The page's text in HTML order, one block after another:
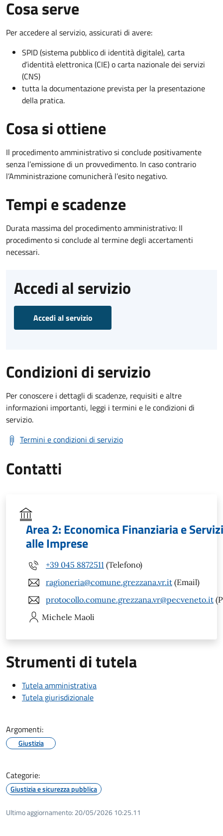
Cosa serve
Per accedere al servizio, assicurati di avere:
SPID (sistema pubblico di identità digitale), carta
d’identità elettronica (CIE) o carta nazionale dei servizi
(CNS)
tutta la documentazione prevista per la presentazione
della pratica.
Cosa si ottiene
Il procedimento amministrativo si conclude positivamente
senza l’emissione di un provvedimento. In caso contrario
l’Amministrazione comunicherà l’esito negativo.
Tempi e scadenze
Durata massima del procedimento amministrativo: Il
procedimento si conclude al termine degli accertamenti
necessari.
Accedi al servizio
Accedi al servizio
Condizioni di servizio
Per conoscere i dettagli di scadenze, requisiti e altre
informazioni importanti, leggi i termini e le condizioni di
servizio.
Termini e condizioni di servizio
Contatti
Area 2: Economica Finanziaria e Servizi
alle Imprese
+39 045 8872511 (Telefono)
ragioneria@comune.grezzana.vr.it (Email)
protocollo.comune.grezzana.vr@pecveneto.it
Michele Maoli
Strumenti di tutela
Tutela amministrativa
Tutela giurisdizionale
Argomenti:
Giustizia
Categorie:
Giustizia e sicurezza pubblica
Ultimo aggiornamento: 20/05/2026 10:25.11